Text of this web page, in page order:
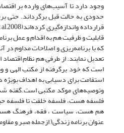
وجود دارد تا آسیب‌های وارده بر
حدودی به حالت قبل برگرداند. حتی
قابلیت و ظرفیت هم به اقدام و عمل
که با برنامه‌ریزی و اصلاحات مداوم در
تعدیل نمایند. از طرفی هم نظام
است که خود برگرفته از مکتب الهی
استقامت برای دسیابی به اهداف
وتوصیه‌های موکد مکتبی است.گفته
فلسفه هست، فلسفه خلقت تا فلسفه
هم هست، سیاست ، فقه، فرهنگ
عنوان برنامه زندگی( ازجمله صبر و